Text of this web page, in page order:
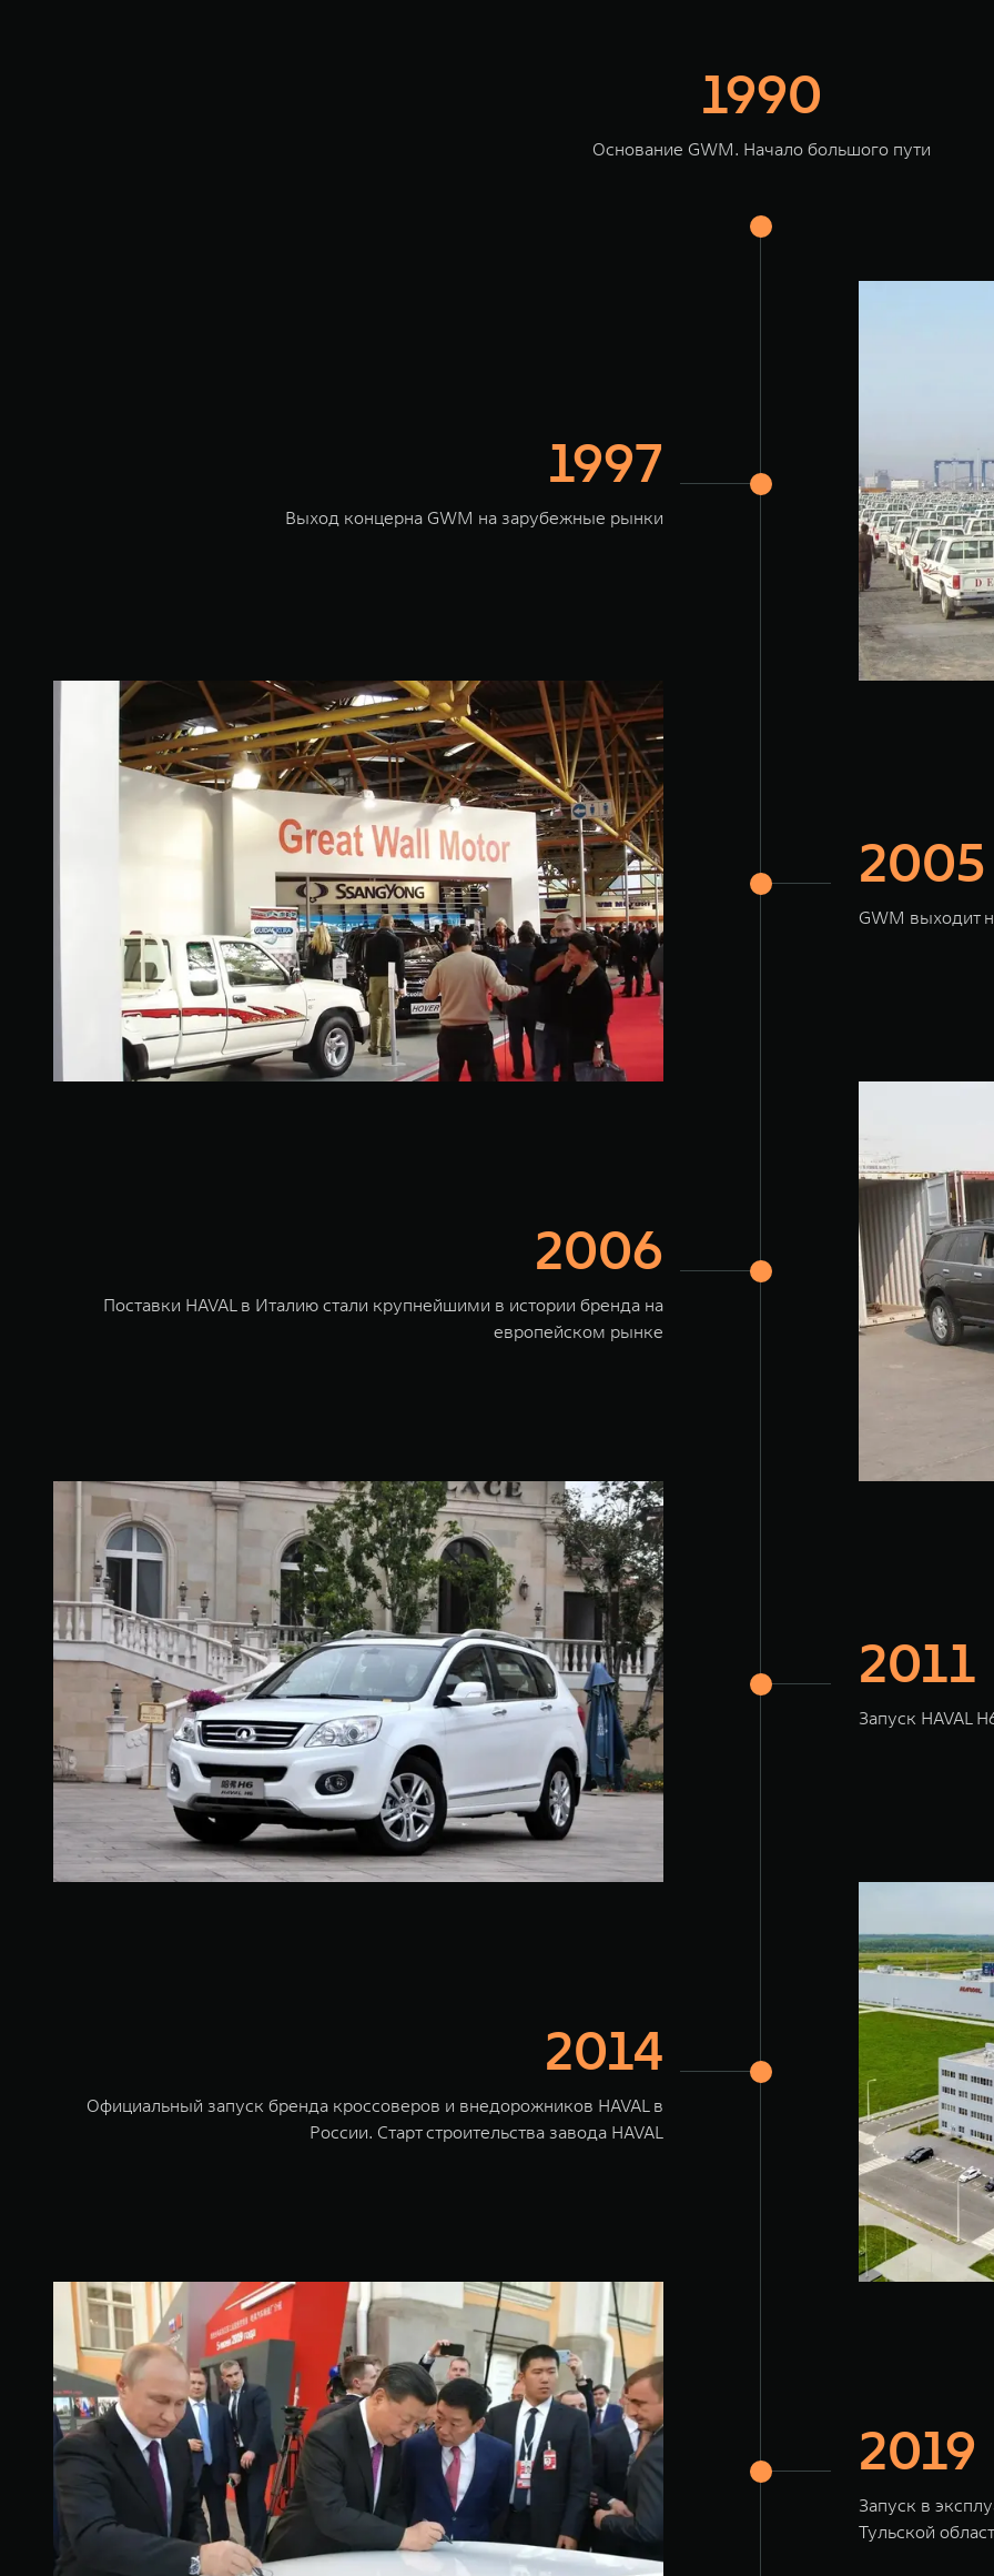
1990
Основание GWM. Начало большого пути
1997
Выход концерна GWM на зарубежные рынки
2005
GWM выходит
2006
Поставки HAVAL в Италию стали крупнейшими в истории бренда на
европейском рынке
2011
Запуск HAVAL
2014
Официальный запуск бренда кроссоверов и внедорожников HAVAL в
России. Старт строительства завода HAVAL
2019
Запуск в
Тульской